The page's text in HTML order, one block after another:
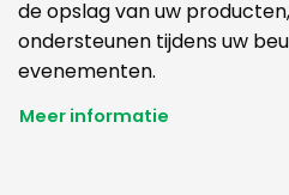
de opslag van uw
ondersteunen tijdens uw
evenementen.
Meer informatie